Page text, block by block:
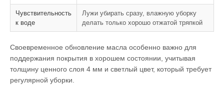
Чувствительность
к воде
Лужи убирать сразу, влажную уборку
делать только хорошо отжатой тряпкой
Своевременное обновление масла особенно важно для
поддержания покрытия в хорошем состоянии, учитывая
толщину ценного слоя 4 мм и светлый цвет, который требует
регулярной уборки.